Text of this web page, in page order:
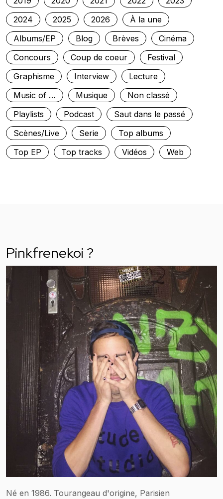
2024
2025 2026
À la une
Albums/EP
Blog Brèves
Cinéma
Concours
Coup de coeur
Festival
Graphisme
Interview
Lecture
Music of …
Musique
Non classé
Playlists
Podcast
Saut dans le passé
Scènes/Live
Serie
Top albums
Top EP
Top tracks Vidéos Web
Pinkfrenekoi ?
Né en 1986. Tourangeau d'origine, Parisien